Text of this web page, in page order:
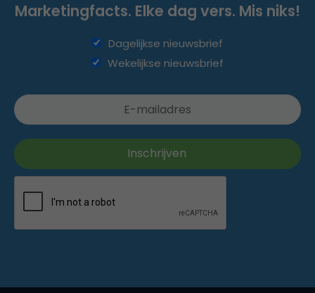
Marketingfacts. Elke dag vers. Mis niks!
Dagelijkse nieuwsbrief
Wekelijkse nieuwsbrief